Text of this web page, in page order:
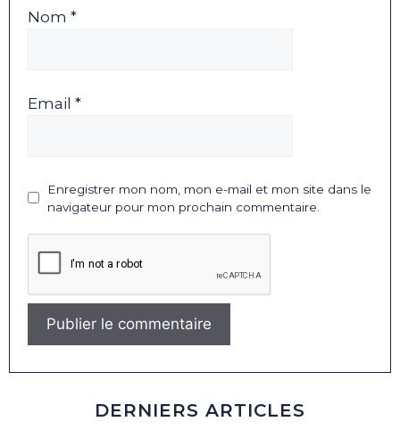
Nom *
Email *
Enregistrer mon nom, mon e-mail et mon site dans le
navigateur pour mon prochain commentaire.
DERNIERS ARTICLES